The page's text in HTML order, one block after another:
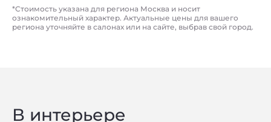
*Стоимость указана для региона Москва и носит
ознакомительный характер. Актуальные цены для вашего
региона уточняйте в салонах или на сайте, выбрав свой город.
В интерьере